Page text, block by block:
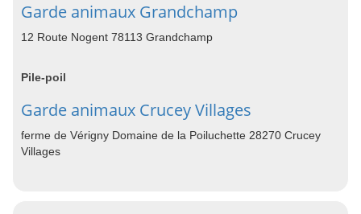
Garde animaux Grandchamp
12 Route Nogent 78113 Grandchamp
Pile-poil
Garde animaux Crucey Villages
ferme de Vérigny Domaine de la Poiluchette 28270 Crucey
Villages